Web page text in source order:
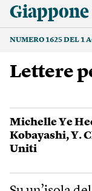
Giappone
NUMERO 1625 DEL 1
Lettere
Michelle Ye
Kobayashi,Y.
Uniti